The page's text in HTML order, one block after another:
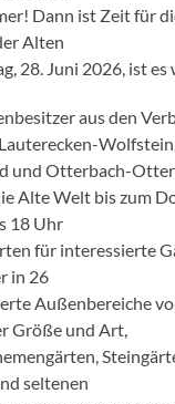
Dann ist Zeit für
Alten
28. Juni 2026, ist
aus den
und Otterbach-
Alte Welt bis zum
18 Uhr
für interessierte
in 26
Außenbereiche
Größe und Art,
seltenen